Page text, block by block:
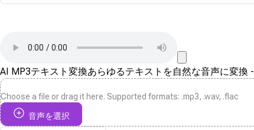
AI MP3テキスト変換あらゆるテキストを自然な音声に変換
Choose a file or drag it here. Supported formats: .mp3, .wav, .flac
音声を選択